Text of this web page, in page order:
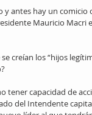
antes hay un comicio
Mauricio
creían los “hijos
capacidad de
del Intendente